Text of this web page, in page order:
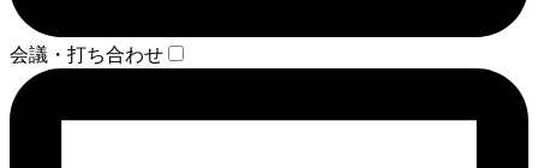
会議・打ち合わせ